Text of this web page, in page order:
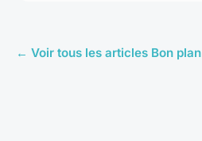
← Voir tous les articles Bon plan